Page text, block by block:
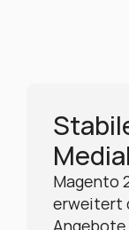
Magento
erweitert